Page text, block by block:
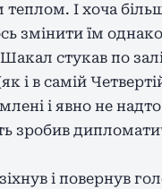
І хоча
змінити їм
Шакал стукав по
і в самій
і явно не
зробив
і повернув